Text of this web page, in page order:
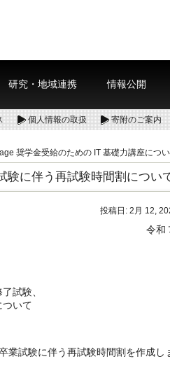
研究・地域連携 情報公開
個人情報の取扱 寄附のご案内
奨学金受給のための IT 基礎力講座につ
験に伴う再試験時間割につい
投稿日: 2月 12,
令和
試験、
ついて
試験に伴う再試験時間割を作成し